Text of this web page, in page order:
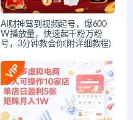
AI财神驾到视频起号，爆600
W播放量，快速起千粉万粉
号，3分钟教会你(附详细教程)